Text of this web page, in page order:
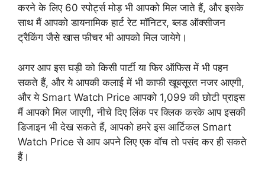
करने के लिए 60 स्पोर्ट्स मोड़ भी आपको मिल जाते हैं, और इसके
साथ मैं आपको डायनामिक हार्ट रेट मॉनिटर, ब्लड ऑक्सीजन
ट्रैकिंग जैसे खास फीचर भी आपको मिल जायेगे।
अगर आप इस घड़ी को किसी पार्टी या फिर ऑफिस में भी पहन
सकते हैं, और ये आपकी कलाई में भी काफी खूबसूरत नजर आएगी,
और ये Smart Watch Price आपको 1,099 की छोटी प्राइस
मैं आपको मिल जाएगी, नीचे दिए लिंक पर क्लिक करके आप इसकी
डिजाइन भी देख सकते हैं, आपको हमरे इस आर्टिकल Smart
Watch Price से आप अपने लिए एक वॉच तो पसंद कर ही सकते
हैं।